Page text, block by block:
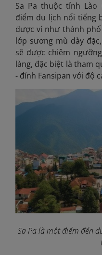
Sa Pa thuộc tỉnh
điểm du lịch nổi tiếng
được ví như thành
lớp sương mù dày
sẽ được chiêm
làng, đặc biệt là tham
- đỉnh Fansipan với độ
Sa Pa là một điểm đến